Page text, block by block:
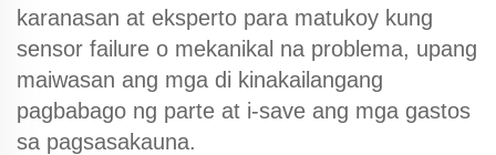
karanasan at eksperto para matukoy kung
sensor failure o mekanikal na problema, upang
maiwasan ang mga di kinakailangang
pagbabago ng parte at i-save ang mga gastos
sa pagsasakauna.